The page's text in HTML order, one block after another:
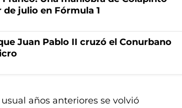
julio en Fórmula 1
Juan Pablo II cruzó el Conurbano
años anteriores se volvió